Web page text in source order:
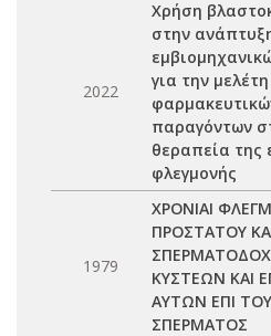
2022
Χρήση
στην
για την μελέτη
παραγόντων
θεραπεία της
φλεγμονής
1979
ΧΡΟΝΙΑΙ
ΠΡΟΣΤΑΤΟΥ
ΚΥΣΤΕΩΝ ΚΑΙ
ΑΥΤΩΝ ΕΠΙ ΤΟΥ
ΣΠΕΡΜΑΤΟΣ